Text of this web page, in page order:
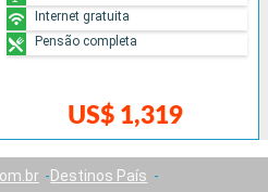
US$ 1,319
Internet gratuita
Pensão completa
Destinos País